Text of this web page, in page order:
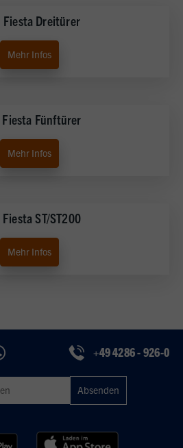
Fiesta Dreitürer
Mehr Infos
Fiesta Fünftürer
Mehr Infos
ST/ST200
Mehr Infos
+49 4286 - 926-0
E-Mail-Adresse für den Newsletter ein